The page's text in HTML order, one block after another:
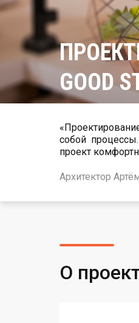
GOOD
«Проектирование и
собой процессы.
проект
Архитектор
О